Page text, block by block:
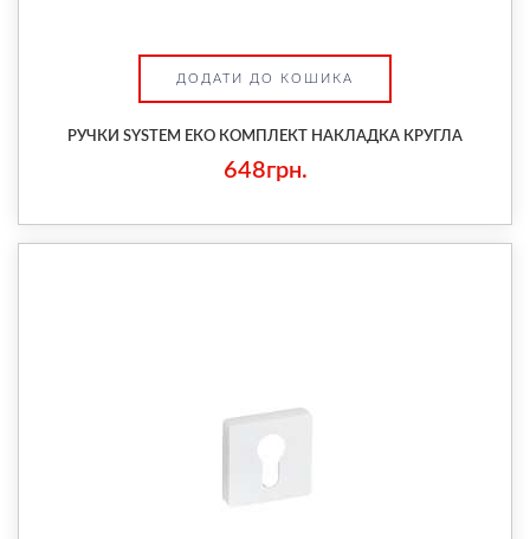
ДОДАТИ ДО КОШИКА
РУЧКИ SYSTEM ЕКО КОМПЛЕКТ НАКЛАДКА КРУГЛА
648грн.